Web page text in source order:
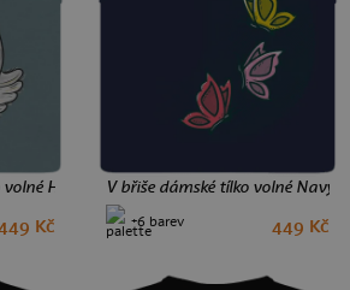
Heather Deep Teal
Kč
V břiše dámské tílko volné Navy
+6 barev 449 Kč